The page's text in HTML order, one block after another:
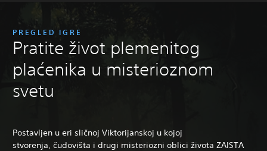
PREGLED IGRE
Pratite život plemenitog
plaćenika u misterioznom
svetu
Postavljen u eri sličnoj Viktorijanskoj u kojoj
stvorenja, čudovišta i drugi misteriozni oblici života ZAISTA